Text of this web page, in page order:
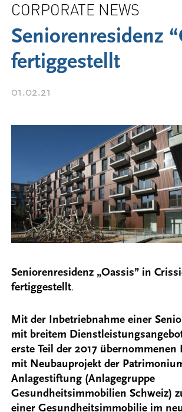
CORPORATE NEWS
Seniorenresidenz
fertiggestellt
01.02.21
Seniorenresidenz „Oassis” in
fertiggestellt.
Mit der Inbetriebnahme einer
mit breitem
erste Teil der 2017 übernommenen
mit Neubauprojekt der
Anlagestiftung (Anlagegruppe
Gesundheitsimmobilien Schweiz)
einer Gesundheitsimmobilie im